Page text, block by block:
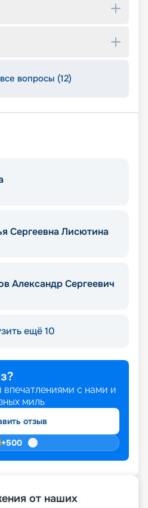
вопросы (12)
Сергеевна Лисютина
Александр Сергеевич
ещё 10
с нами и
миль
отзыв
+500
от наших